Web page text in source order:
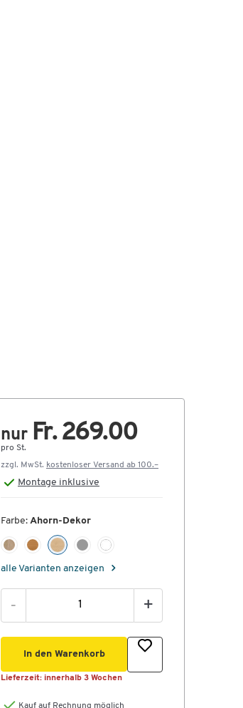
nur Fr. 269.00
pro St.
zzgl. MwSt. kostenloser Versand ab 100.–
Montage inklusive
Farbe: Ahorn-Dekor
alle Varianten anzeigen
- +
In den Warenkorb
Lieferzeit: innerhalb 3 Wochen
Kauf auf Rechnung möglich